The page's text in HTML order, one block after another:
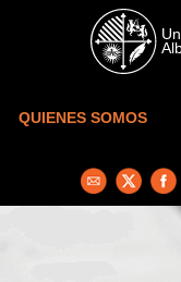
Skip to main content
QUIENES SOMOS